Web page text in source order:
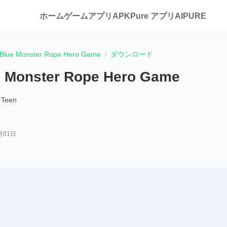
ホームゲームアプリ APKPure アプリ AIPURE
Blue Monster Rope Hero Game ダウンロード
Monster Rope Hero Game
Teen
01日